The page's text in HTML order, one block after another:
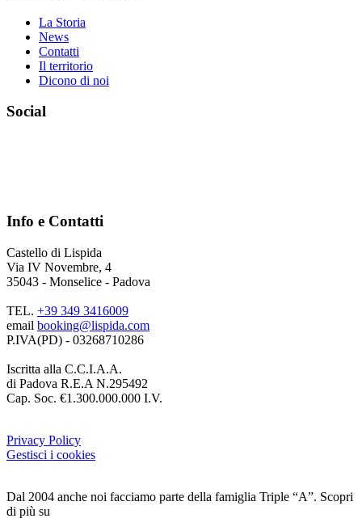
La Storia
News
Contatti
Il territorio
Dicono di noi
Social
Info e Contatti
Castello di Lispida
Via IV Novembre, 4
35043 - Monselice - Padova
TEL. +39 349 3416009
email booking@lispida.com
P.IVA(PD) - 03268710286
Iscritta alla C.C.I.A.A.
di Padova R.E.A N.295492
Cap. Soc. €1.300.000.000 I.V.
Privacy Policy
Gestisci i cookies
Dal 2004 anche noi facciamo parte della famiglia Triple “A”. Scopri
di più su